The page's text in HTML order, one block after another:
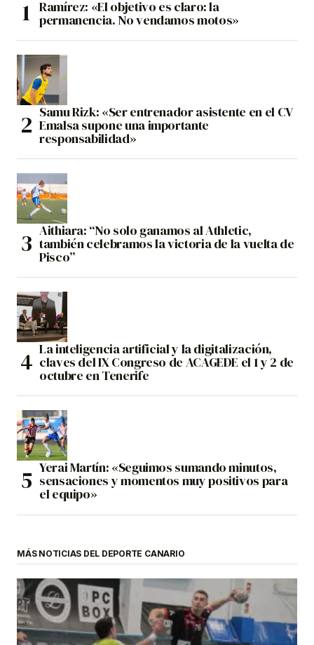
Ramírez: «El objetivo es claro: la
permanencia. No vendamos motos»
Samu Rizk: «Ser entrenador asistente en el CV
Emalsa supone una importante
responsabilidad»
Aithiara: “No solo ganamos al Athletic,
también celebramos la victoria de la vuelta de
Pisco”
La inteligencia artificial y la digitalización,
claves del IX Congreso de ACAGEDE el 1 y 2 de
octubre en Tenerife
Yerai Martín: «Seguimos sumando minutos,
sensaciones y momentos muy positivos para
el equipo»
MÁS NOTICIAS DEL DEPORTE CANARIO